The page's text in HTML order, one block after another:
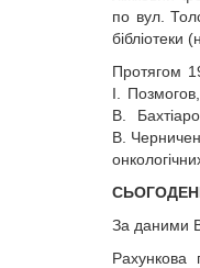
по вул.
бібліотеки
Протягом
І.
В.
В.
За даними
Рахункова